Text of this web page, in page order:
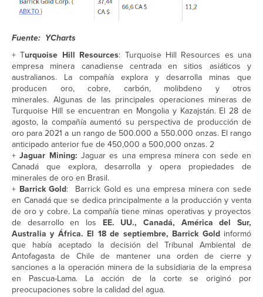
Fuente: YCharts
+ Turquoise Hill Resources: Turquoise Hill Resources es una
empresa minera canadiense centrada en sitios asiáticos y
australianos. La compañía explora y desarrolla minas que
producen oro, cobre, carbón, molibdeno y otros
minerales. Algunas de las principales operaciones mineras de
Turquoise Hill se encuentran en Mongolia y Kazajstán. El 28 de
agosto, la compañía aumentó su perspectiva de producción de
oro para 2021 a un rango de 500.000 a 550.000 onzas. El rango
anticipado anterior fue de 450,000 a 500,000 onzas. 2
+Jaguar Mining: Jaguar es una empresa minera con sede en
Canadá que explora, desarrolla y opera propiedades de
minerales de oro en Brasil.
+ Barrick Gold: Barrick Gold es una empresa minera con sede
en Canadá que se dedica principalmente a la producción y venta
de oro y cobre. La compañía tiene minas operativas y proyectos
de desarrollo en los EE. UU., Canadá, América del Sur,
Australia y África. El 18 de septiembre, Barrick Goldinformó
que había aceptado la decisión del Tribunal Ambiental de
Antofagasta de Chile de mantener una orden de cierre y
sanciones a la operación minera de la subsidiaria de la empresa
en Pascua-Lama. La acción de la corte se originó por
preocupaciones sobre la calidad del agua.